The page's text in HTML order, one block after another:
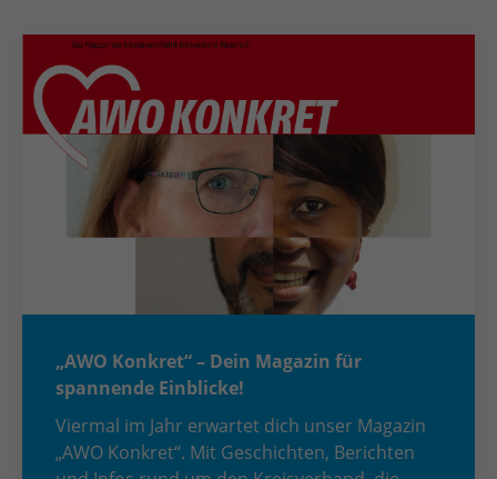
„AWO Konkret“ – Dein Magazin für
spannende Einblicke!
Viermal im Jahr erwartet dich unser Magazin
„AWO Konkret“. Mit Geschichten, Berichten